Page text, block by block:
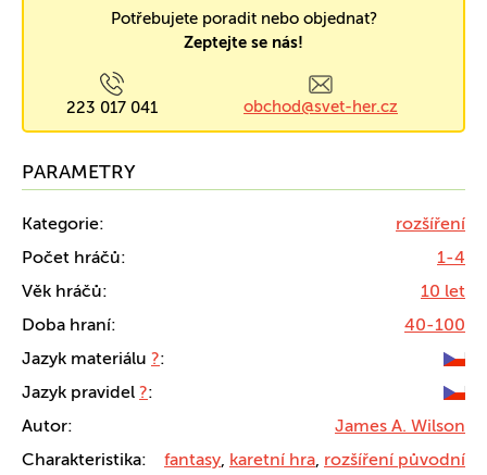
Potřebujete poradit nebo objednat?
Zeptejte se nás!
223 017 041 obchod@svet-her.cz
PARAMETRY
Kategorie:
rozšíření
Počet hráčů:
1-4
Věk hráčů:
10 let
Doba hraní:
40-100
Jazyk materiálu ?:
Jazyk pravidel ?:
Autor:
James A. Wilson
Charakteristika:
fantasy, karetní hra, rozšíření původní